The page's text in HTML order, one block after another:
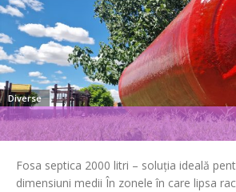
Diverse
Fosa septica 2000 litri – soluția ideală
dimensiuni medii În zonele în care lipsa